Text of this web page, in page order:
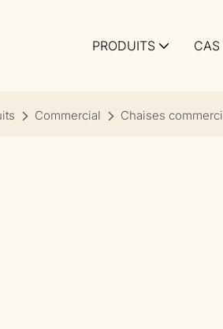
PRODUITS CAS
Commercial Chaises